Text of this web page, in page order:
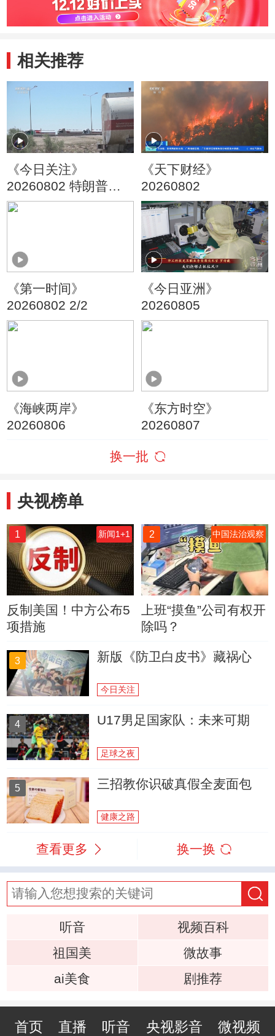
相关推荐
《今日关注》
20260802 特朗普叫
停“最大规模”打击 伊
《天下财经》
20260802
《第一时间》
20260802 2/2
《今日亚洲》
20260805
《海峡两岸》
20260806
《东方时空》
20260807
换一批
央视榜单
1 新闻1+1
反制美国！中方公布5
项措施
2 中国法治观察
上班“摸鱼”公司有权开
除吗？
3 新版《防卫白皮书》藏祸心
今日关注
4 U17男足国家队：未来可期
足球之夜
5 三招教你识破真假全麦面包
健康之路
查看更多 换一换
听音
视频百科
祖国美
微故事
ai美食
剧推荐
首页 直播 听音 央视影音 微视频